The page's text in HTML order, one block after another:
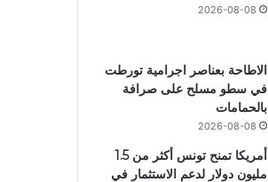
2026-08-08
الاطاحة بعناصر اجرامية تورطت
في سطو مسلح على صرافة
بالحمامات
2026-08-08
أمريكا تمنح تونس أكثر من 1.5
مليون دولار لدعم الاستثمار في